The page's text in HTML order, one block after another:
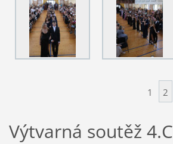
1 2
Výtvarná soutěž 4.C